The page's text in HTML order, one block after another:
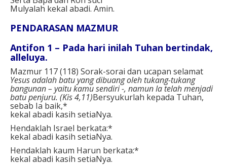
Mulyalah kekal abadi. Amin.
PENDARASAN MAZMUR
Antifon 1 – Pada hari inilah Tuhan bertindak,
alleluya.
Mazmur 117 (118) Sorak-sorai dan ucapan selamat
Yesus adalah batu yang dibuang oleh tukang-tukang
bangunan – yaitu kamu sendiri -, namun Ia telah menjadi
batu penjuru. (Kis 4,11)Bersyukurlah kepada Tuhan,
sebab Ia baik,*
kekal abadi kasih setiaNya.
Hendaklah Israel berkata:*
kekal abadi kasih setiaNya.
Hendaklah kaum Harun berkata:*
kekal abadi kasih setiaNya.